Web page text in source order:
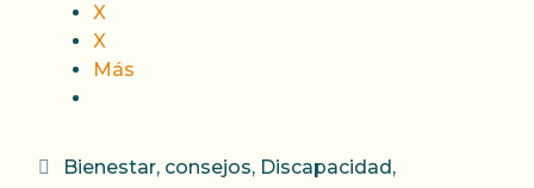
X
X
Más
Categorías
Bienestar, consejos, Discapacidad ,